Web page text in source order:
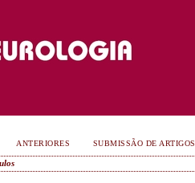
ANTERIORES SUBMISSÃO DE ARTIGOS